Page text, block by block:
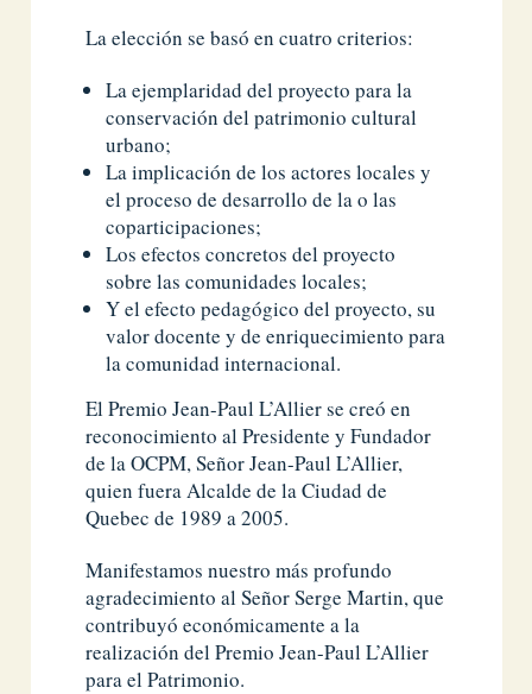
La elección se basó en cuatro criterios:
La ejemplaridad del proyecto para la
conservación del patrimonio cultural
urbano;
La implicación de los actores locales y
el proceso de desarrollo de la o las
coparticipaciones;
Los efectos concretos del proyecto
sobre las comunidades locales;
Y el efecto pedagógico del proyecto, su
valor docente y de enriquecimiento para
la comunidad internacional.
El Premio Jean-Paul L’Allier se creó en
reconocimiento al Presidente y Fundador
de la OCPM, Señor Jean-Paul L’Allier,
quien fuera Alcalde de la Ciudad de
Quebec de 1989 a 2005.
Manifestamos nuestro más profundo
agradecimiento al Señor Serge Martin, que
contribuyó económicamente a la
realización del Premio Jean-Paul L’Allier
para el Patrimonio.